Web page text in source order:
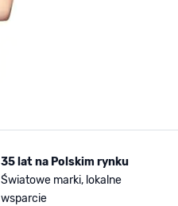
35 lat na Polskim rynku
Światowe marki, lokalne
wsparcie